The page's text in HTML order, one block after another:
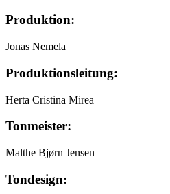
Produktion:
Jonas Nemela
Produktionsleitung:
Herta Cristina Mirea
Tonmeister:
Malthe Bjørn Jensen
Tondesign: